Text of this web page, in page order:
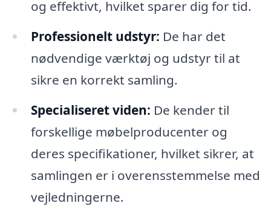
og effektivt, hvilket sparer dig for tid.
Professionelt udstyr: De har det
nødvendige værktøj og udstyr til at
sikre en korrekt samling.
Specialiseret viden: De kender til
forskellige møbelproducenter og
deres specifikationer, hvilket sikrer, at
samlingen er i overensstemmelse med
vejledningerne.